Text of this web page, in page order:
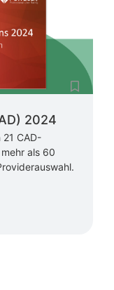
2024
CAD-
als 60